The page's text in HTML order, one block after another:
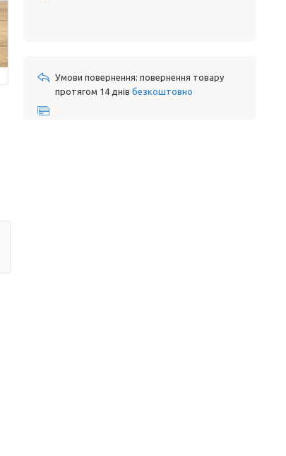
повернення товару
протягом 14 днів безкоштовно